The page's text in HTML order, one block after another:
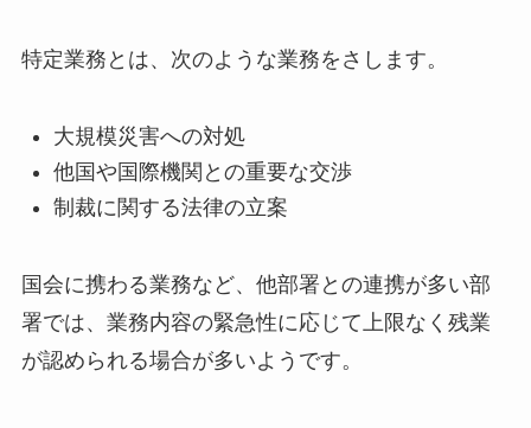
特定業務とは、次のような業務をさします。
大規模災害への対処
他国や国際機関との重要な交渉
制裁に関する法律の立案
国会に携わる業務など、他部署との連携が多い部
署では、業務内容の緊急性に応じて上限なく残業
が認められる場合が多いようです。